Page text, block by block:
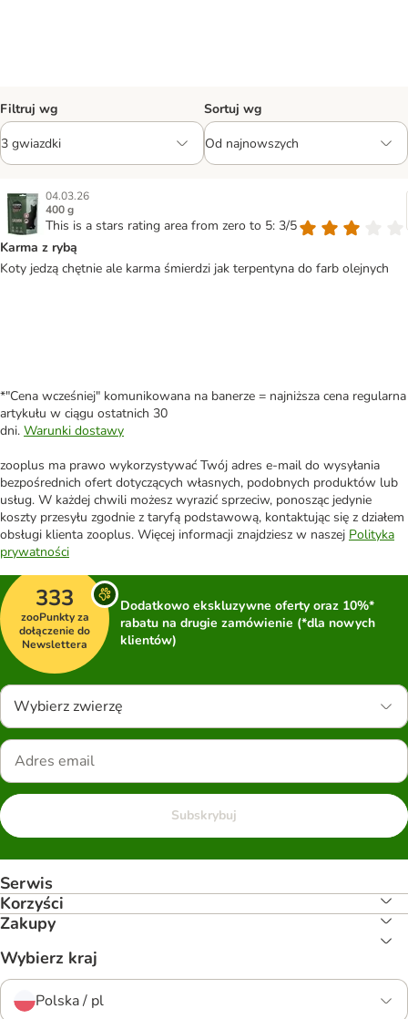
Filtruj wg Sortuj wg
04.03.26
400 g
This is a stars rating area from zero to 5: 3/5
Karma z rybą
Koty jedzą chętnie ale karma śmierdzi jak terpentyna do farb olejnych
*"Cena wcześniej" komunikowana na banerze = najniższa cena regularna
artykułu w ciągu ostatnich 30
dni. Warunki dostawy
zooplus ma prawo wykorzystywać Twój adres e-mail do wysyłania
bezpośrednich ofert dotyczących własnych, podobnych produktów lub
usług. W każdej chwili możesz wyrazić sprzeciw, ponosząc jedynie
koszty przesyłu zgodnie z taryfą podstawową, kontaktując się z działem
obsługi klienta zooplus. Więcej informacji znajdziesz w naszej Polityka
prywatności
333
zooPunkty za
dołączenie do
Newslettera
Dodatkowo ekskluzywne oferty oraz 10%*
rabatu na drugie zamówienie (*dla nowych
klientów)
Wybierz zwierzę
Subskrybuj
Serwis
Korzyści
Zakupy
Wybierz kraj
Polska / pl